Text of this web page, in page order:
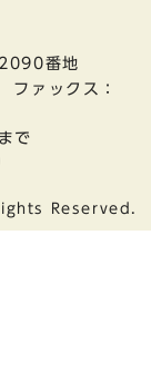
番地
ファックス：
で
Reserved.